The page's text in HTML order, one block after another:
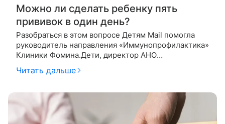
Можно ли сделать ребенку пять
прививок в один день?
Разобраться в этом вопросе Детям Mail помогла
руководитель направления «Иммунопрофилактика»
Клиники Фомина.Дети, директор АНО
«Коллективный иммунитет» Антонина Обласова.
Наш иммунитет ежедневно сталкивается с
Читать дальше